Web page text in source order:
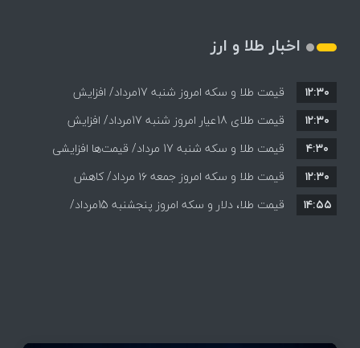
اخبار طلا و ارز
قیمت طلا و سکه امروز شنبه 17مرداد/ افزایش
همه قیمت ها + جدول و جزئیات
۱۲:۳۰
قیمت طلای 18عیار امروز شنبه 17مرداد/ افزایش
قیمت + جدول و جزئیات
۱۲:۳۰
قیمت طلا و سکه شنبه 17 مرداد/ قیمت‌ها افزایشی
۴:۳۰
قیمت طلا و سکه امروز جمعه ۱۶ مرداد/ کاهش
قیمت ها+ جدول و جزییات
۱۲:۳۰
قیمت طلا، دلار و سکه امروز پنجشنبه 15مرداد/
۱۴:۵۵